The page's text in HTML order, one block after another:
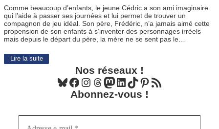
Comme beaucoup d’enfants, le jeune Cédric a son ami imaginaire
qui l’aide à passer ses journées et lui permet de trouver un
compagnon de jeu idéal. Son père, Frédéric, n’a jamais aimé cette
propension de son enfants à s’inventer des personnages irréels
mais depuis le départ du père, la mère ne se sent pas le…
Lire la suite
Nos réseaux !
Bluesky Facebook Instagram Threads Mastodon LinkedIn TikTok Pinterest Flux RSS
Abonnez-vous !